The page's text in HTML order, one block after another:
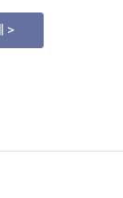
>